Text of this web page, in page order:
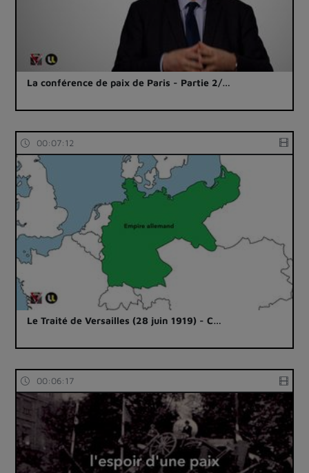
La conférence de paix de Paris - Partie 2/…
00:07:12
Le Traité de Versailles (28 juin 1919) - C…
00:06:17